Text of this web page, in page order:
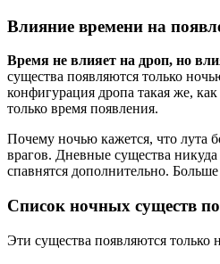
Влияние времени на
Время не влияет на дроп, но
существа появляются только
конфигурация дропа такая же,
только время появления.
Почему ночью кажется, что лута
врагов. Дневные существа
спавнятся дополнительно.
Список ночных существ по
Эти существа появляются только